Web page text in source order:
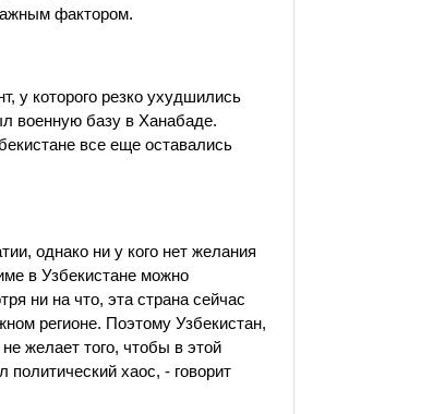
фактором.
у которого резко ухудшились
военную базу в Ханабаде.
все еще оставались
однако ни у кого нет желания
в Узбекистане можно
ни на что, эта страна сейчас
регионе. Поэтому Узбекистан,
желает того, чтобы в этой
политический хаос, - говорит